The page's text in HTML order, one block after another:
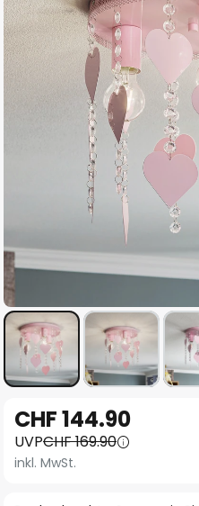
springen
Anfang
der
Bildgalerie
CHF 144.90
UVPCHF 169.90
inkl. MwSt.